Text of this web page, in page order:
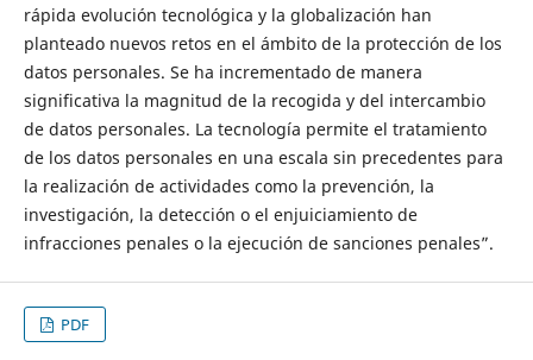
rápida evolución tecnológica y la globalización han
planteado nuevos retos en el ámbito de la protección de los
datos personales. Se ha incrementado de manera
significativa la magnitud de la recogida y del intercambio
de datos personales. La tecnología permite el tratamiento
de los datos personales en una escala sin precedentes para
la realización de actividades como la prevención, la
investigación, la detección o el enjuiciamiento de
infracciones penales o la ejecución de sanciones penales”.
PDF